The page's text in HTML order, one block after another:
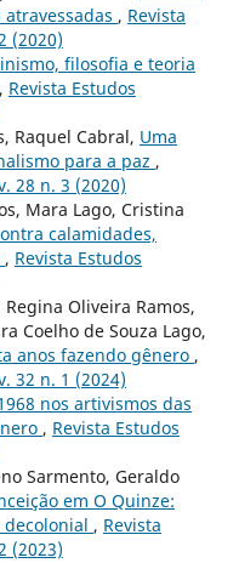
, Revista
(2020)
filosofia e teoria
, Revista Estudos
Raquel Cabral, Uma
para a paz ,
28 n. 3 (2020)
Mara Lago, Cristina
calamidades,
, Revista Estudos
Oliveira Ramos,
Coelho de Souza Lago,
anos fazendo gênero ,
32 n. 1 (2024)
nos artivismos das
, Revista Estudos
Sarmento, Geraldo
em O Quinze:
, Revista
(2023)